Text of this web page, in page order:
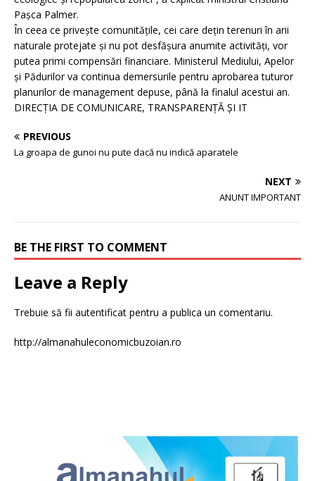
Pașca Palmer.
În ceea ce privește comunitățile, cei care dețin terenuri în arii
naturale protejate și nu pot desfășura anumite activități, vor
putea primi compensări financiare. Ministerul Mediului, Apelor
și Pădurilor va continua demersurile pentru aprobarea tuturor
planurilor de management depuse, până la finalul acestui an.
DIRECȚIA DE COMUNICARE, TRANSPARENȚĂ ȘI IT
PREVIOUS
La groapa de gunoi nu pute dacă nu indică aparatele
NEXT
ANUNT IMPORTANT
BE THE FIRST TO COMMENT
Leave a Reply
Trebuie să fii autentificat pentru a publica un comentariu.
http://almanahuleconomicbuzoian.ro